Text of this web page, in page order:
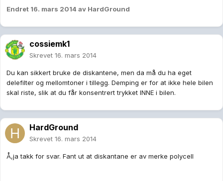
Endret 16. mars 2014 av HardGround
cossiemk1
Skrevet 16. mars 2014
Du kan sikkert bruke de diskantene, men da må du ha eget
delefilter og mellomtoner i tillegg. Demping er for at ikke hele bilen
skal riste, slik at du får konsentrert trykket INNE i bilen.
HardGround
Skrevet 16. mars 2014
Å,ja takk for svar. Fant ut at diskantane er av merke polycell